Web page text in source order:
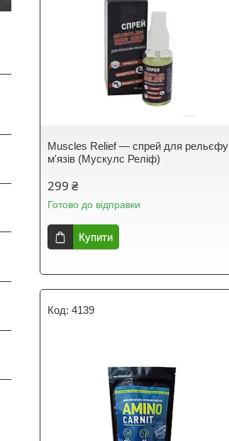
Muscles Relief — спрей для рельєфу
м'язів (Мускулс Реліф)
299 ₴
Готово до відправки
Купити
4139